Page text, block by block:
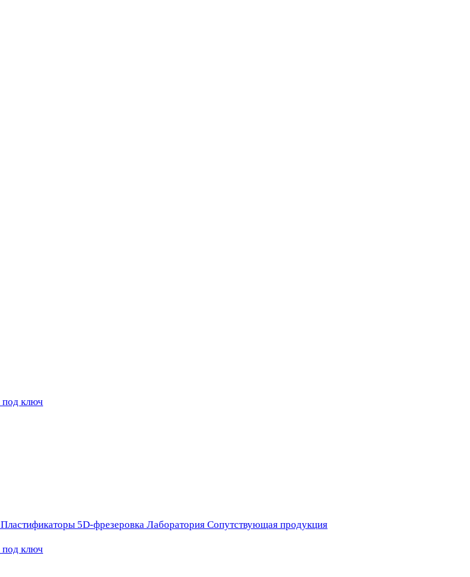
Пластификаторы 5D-фрезеровка Лаборатория Сопутствующая продукция